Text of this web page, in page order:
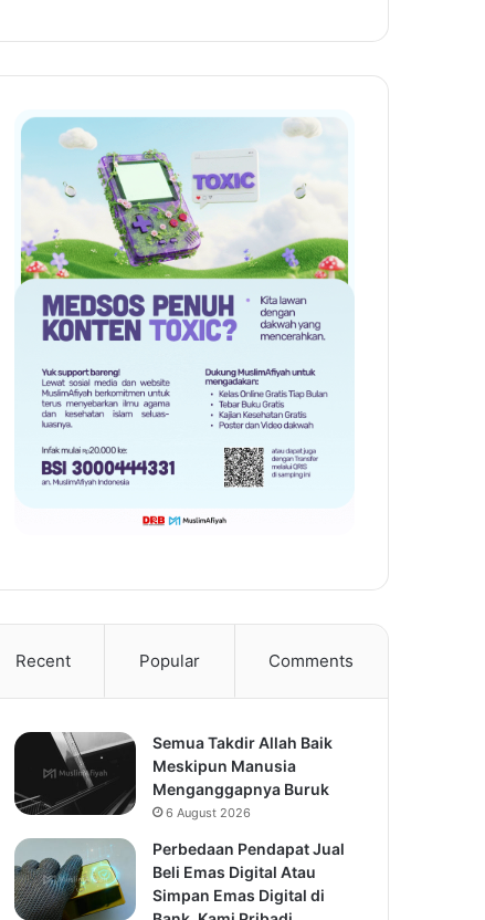
Recent Popular Comments
Semua Takdir Allah Baik
Meskipun Manusia
Menganggapnya Buruk
6 August 2026
Perbedaan Pendapat Jual
Beli Emas Digital Atau
Simpan Emas Digital di